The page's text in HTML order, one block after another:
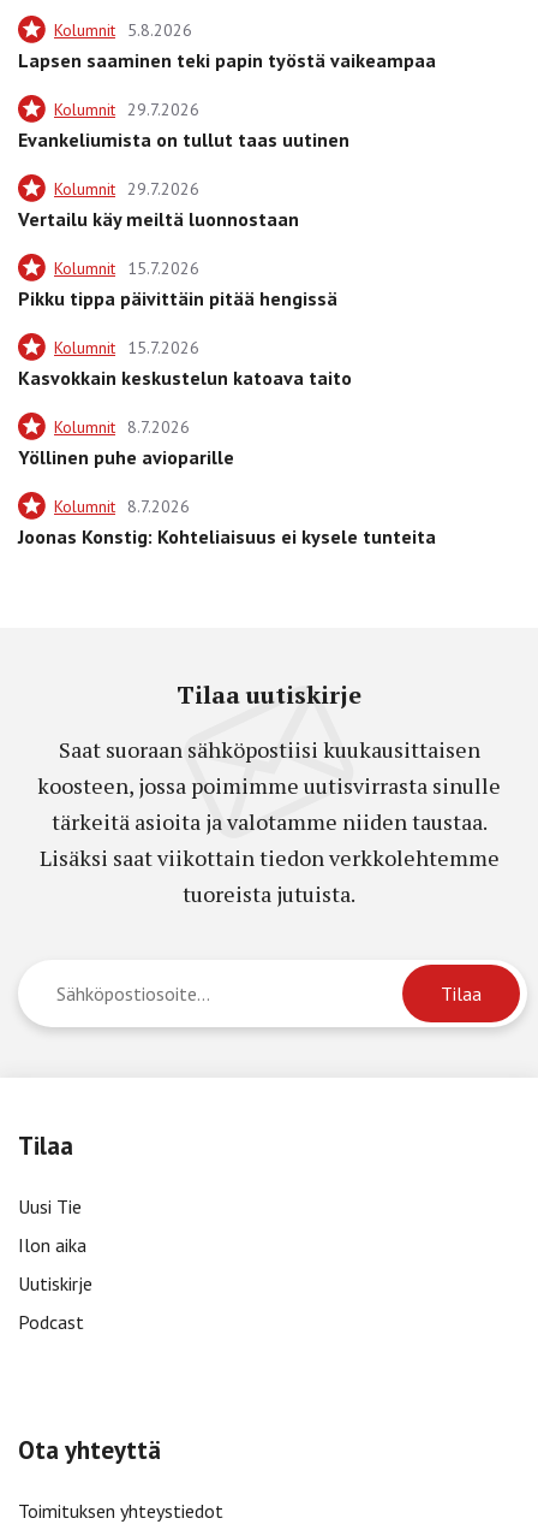
Kolumnit 5.8.2026
Lapsen saaminen teki papin työstä vaikeampaa
Kolumnit 29.7.2026
Evankeliumista on tullut taas uutinen
Kolumnit 29.7.2026
Vertailu käy meiltä luonnostaan
Kolumnit 15.7.2026
Pikku tippa päivittäin pitää hengissä
Kolumnit 15.7.2026
Kasvokkain keskustelun katoava taito
Kolumnit 8.7.2026
Yöllinen puhe avioparille
Kolumnit 8.7.2026
Joonas Konstig: Kohteliaisuus ei kysele tunteita
Tilaa uutiskirje
Saat suoraan sähköpostiisi kuukausittaisen
koosteen, jossa poimimme uutisvirrasta sinulle
tärkeitä asioita ja valotamme niiden taustaa.
Lisäksi saat viikottain tiedon verkkolehtemme
tuoreista jutuista.
Tilaa
Uusi Tie
Ilon aika
Uutiskirje
Podcast
Ota yhteyttä
Toimituksen yhteystiedot